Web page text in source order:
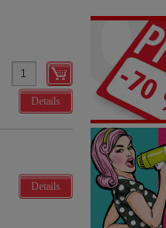
Details
Details